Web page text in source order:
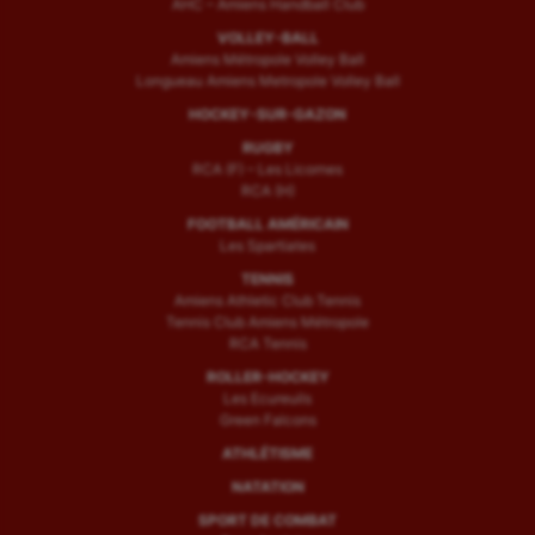
AHC – Amiens Handball Club
VOLLEY-BALL
Amiens Métropole Volley Ball
Longueau Amiens Metropole Volley Ball
HOCKEY-SUR-GAZON
RUGBY
RCA (F) – Les Licornes
RCA (H)
FOOTBALL AMÉRICAIN
Les Spartiates
TENNIS
Amiens Athletic Club Tennis
Tennis Club Amiens Métropole
RCA Tennis
ROLLER-HOCKEY
Les Ecureuils
Green Falcons
ATHLÉTISME
NATATION
SPORT DE COMBAT